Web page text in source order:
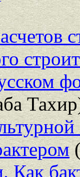
Как